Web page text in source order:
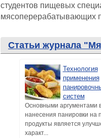
студентов пищевых
мясоперерабатывающих
Статьи журнала
Технология
применения
систем
Основными аргументами
нанесения панировки на
продукты является
характ...